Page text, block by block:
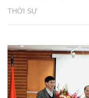
THỜI SỰ